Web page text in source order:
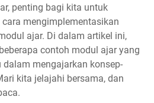
penting bagi kita untuk
mengimplementasikan
ajar. Di dalam artikel ini,
contoh modul ajar yang
mengajarkan konsep-
kita jelajahi bersama, dan